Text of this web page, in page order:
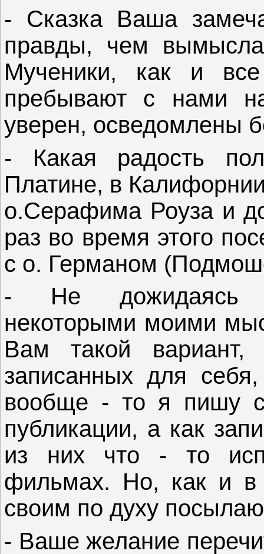
- Сказка Ваша
правды, чем
Мученики, как и
пребывают с нами
уверен, осведомлены
- Какая радость
Платине, в
о.Серафима Роуза и
раз во время этого
с о. Германом
- Не дожидаясь
некоторыми моими
Вам такой
записанных для
вообще - то я пишу
публикации, а как
из них что - то
фильмах. Но, как и в
своим по духу
- Ваше желание